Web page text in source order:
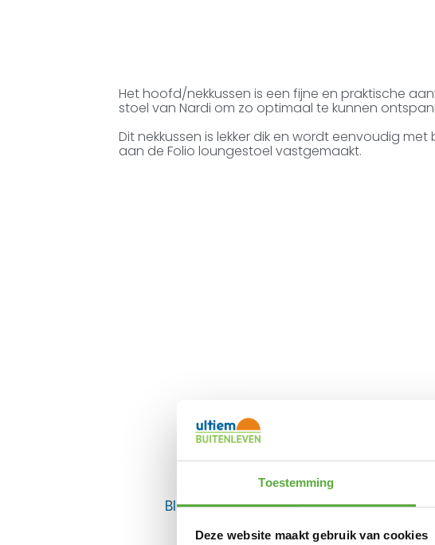
Toestemming
Deze website maakt gebruik van cookies
Het hoofd/nekkussen is een fijne en praktische
stoel van Nardi om zo optimaal te kunnen
Dit nekkussen is lekker dik en wordt eenvoudig
aan de Folio loungestoel vastgemaakt.
BIJPASSENDE ACCESSOIRES EN